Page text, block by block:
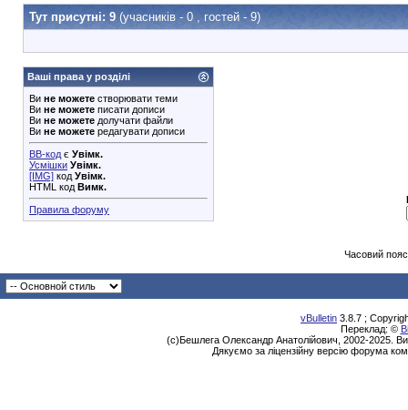
Тут присутні: 9 (учасників - 0 , гостей - 9)
Ваші права у розділі
Ви не можете створювати теми
Ви не можете писати дописи
Ви не можете долучати файли
Ви не можете редагувати дописи
BB-код є Увімк.
Усмішки Увімк.
[IMG] код Увімк.
HTML код Вимк.
Правила форуму
Часовий
vBulletin 3.8.7 ;
Переклад: ©
(с)Бешлега Олександр Анатолійович, 2002-2025.
Дякуємо за ліцензійну версію форума